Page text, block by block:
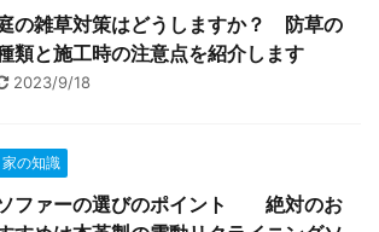
の雑草対策はどうしますか？ 防草の
類と施工時の注意点を紹介します
2023/9/18
家の知識
ファーの選びのポイント 絶対のお